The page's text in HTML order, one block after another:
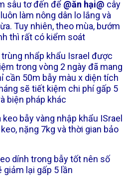
sâu tơ đến để @ăn hại@ cây
làm nông dân lo lắng và
Tuy nhiên, theo mùa, bướm
thì rất có kiểm soát
nhẩp khẩu Israel được
trong vòng 2 ngày đã mang
cần 50m bẫy màu x diện tích
sẽ tiết kiệm chi phí gấp 5
biện pháp khác
bẫy vàng nhập khẩu ISrael
nặng 7kg và thời gian bảo
dính trong bẫy tốt nên số
giảm lại gấp 5 lần